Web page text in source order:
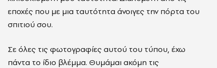
εποχές που με μια ταυτότητα άνοιγες την πόρτα του
σπιτιού σου.
Σε όλες τις φωτογραφίες αυτού του τύπου, έχω
πάντα το ίδιο βλέμμα. Θυμάμαι ακόμη τις